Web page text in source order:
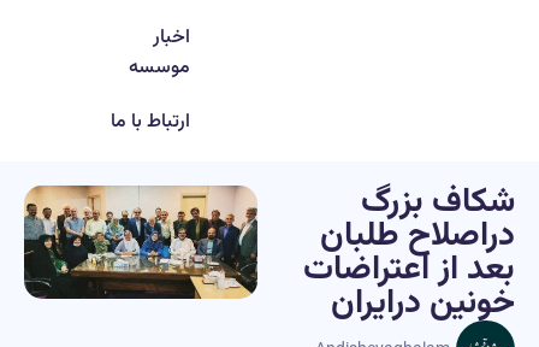
اخبار
موسسه
ارتباط با ما
شکاف بزرگ
دراصلاح طلبان
بعد از اعتراضات
خونین درایران